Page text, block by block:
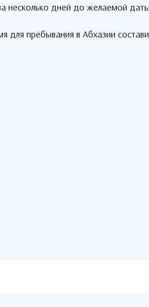
несколько дней до желаемой даты
для пребывания в Абхазии